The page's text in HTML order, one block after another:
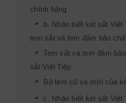
chính hãng
b. Nhận biết két sắt Việt
tem sắt và tem đảm bảo
Tem sắt và tem đảm
sắt Việt Tiệp
Bộ tem cũ và mới của
c. Nhận biết két sắt Việt